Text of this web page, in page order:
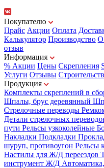
Покупателю
Прайс Акции Оплата
Калькулятор Производство О
отзыв
Информация
% Акции Цены Скрепления
Услуги Отзывы
Продукция
Комплекты скреплений в
Шпалы, брус деревянный
Стрелочные переводы
Детали стрелочных
пути Рельсы узкоколейные
Накладки Подкладки
шуруп, противоугон Рельсы
Настилы для Ж/Д переездов
инструмент Ж/Д